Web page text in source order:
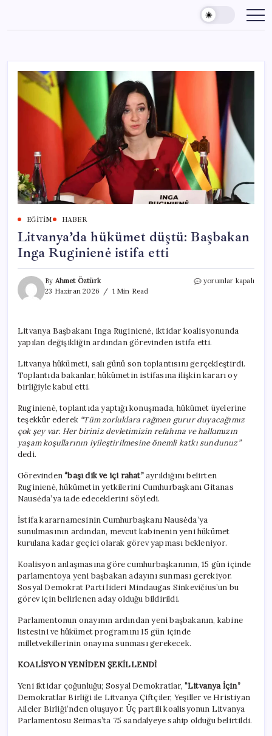
content
EĞITIM HABER
Litvanya’da hükümet düştü: Başbakan
Inga Ruginienė istifa etti
By Ahmet Öztürk
23 Haziran 2026
1 Min Read
Litvanya’da
Ruginienė
istifa
için
yorumlar kapalı
Litvanya Başbakanı Inga Ruginienė, iktidar koalisyonunda
yapılan değişikliğin ardından görevinden istifa etti.
Litvanya hükümeti, salı günü son toplantısını gerçekleştirdi.
Toplantıda bakanlar, hükümetin istifasına ilişkin kararı oy
birliğiyle kabul etti.
Ruginienė, toplantıda yaptığı konuşmada, hükümet üyelerine
teşekkür ederek “Tüm zorluklara rağmen gurur duyacağımız
çok şey var. Her biriniz devletimizin refahına ve halkımızın
yaşam koşullarının iyileştirilmesine önemli katkı sundunuz”
dedi.
Görevinden“başı dik ve içi rahat”ayrıldığını belirten
Ruginienė, hükümetin yetkilerini Cumhurbaşkanı Gitanas
Nausėda’ya iade edeceklerini söyledi.
İstifa kararnamesinin Cumhurbaşkanı Nausėda’ya
sunulmasının ardından, mevcut kabinenin yeni hükümet
kurulana kadar geçici olarak görev yapması bekleniyor.
Koalisyon anlaşmasına göre cumhurbaşkanının, 15 gün içinde
parlamentoya yeni başbakan adayını sunması gerekiyor.
Sosyal Demokrat Parti lideri Mindaugas Sinkevičius’un bu
görev için belirlenen aday olduğu bildirildi.
Parlamentonun onayının ardından yeni başbakanın, kabine
listesini ve hükümet programını 15 gün içinde
milletvekillerinin onayına sunması gerekecek.
KOALİSYON YENİDEN ŞEKİLLENDİ
Yeni iktidar çoğunluğu; Sosyal Demokratlar, “Litvanya İçin”
Demokratlar Birliği ile Litvanya Çiftçiler, Yeşiller ve Hristiyan
Aileler Birliği’nden oluşuyor. Üç partili koalisyonun Litvanya
Parlamentosu Seimas’ta 75 sandalyeye sahip olduğu belirtildi.